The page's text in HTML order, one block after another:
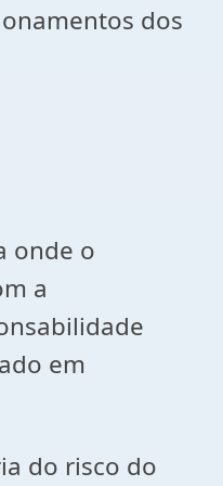
dos
onde o
a
em
do risco do